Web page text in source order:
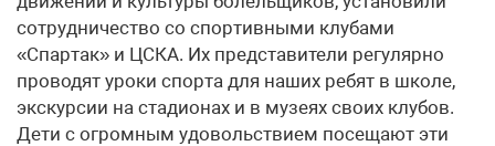
сотрудничество со спортивными клубами
«Спартак» и ЦСКА. Их представители регулярно
проводят уроки спорта для наших ребят в школе,
экскурсии на стадионах и в музеях своих клубов.
Дети с огромным удовольствием посещают эти